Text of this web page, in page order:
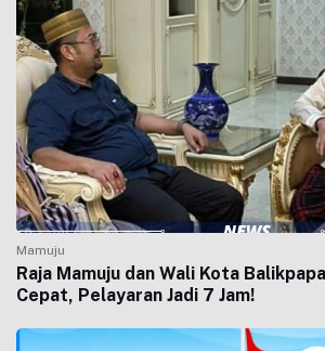
Mamuju
Raja Mamuju dan Wali Kota
Cepat, Pelayaran Jadi 7 Jam!